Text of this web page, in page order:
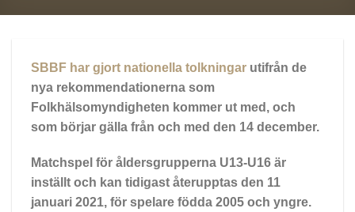
SBBF har gjort nationella tolkningar utifrån de
nya rekommendationerna som
Folkhälsomyndigheten kommer ut med, och
som börjar gälla från och med den 14 december.
Matchspel för åldersgrupperna U13-U16 är
inställt och kan tidigast återupptas den 11
januari 2021, för spelare födda 2005 och yngre.